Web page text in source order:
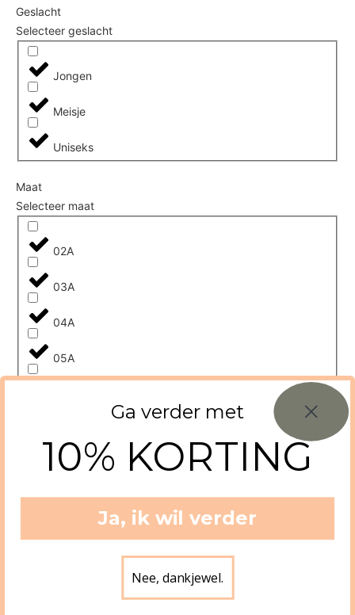
Geslacht
Selecteer geslacht
Jongen
Meisje
Uniseks
Maat
Selecteer maat
02A
03A
04A
05A
1-1,5 YRS (85 CM)
1-2 jaar
Ga verder met
10% KORTING
Ja, ik wil verder